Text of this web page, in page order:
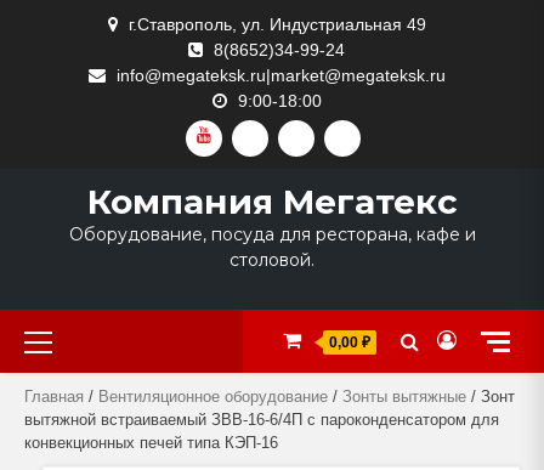
г.Ставрополь, ул. Индустриальная 49
8(8652)34-99-24
info@megateksk.ru|market@megateksk.ru
9:00-18:00
YOUTUBEVKVIDEORUTUBEDZEN
Компания Мегатекс
Оборудование, посуда для ресторана, кафе и
столовой.
Primary
Menu
0,00 ₽
Главная / Вентиляционное оборудование / Зонты вытяжные / Зонт
вытяжной встраиваемый ЗВВ-16-6/4П с пароконденсатором для
конвекционных печей типа КЭП-16